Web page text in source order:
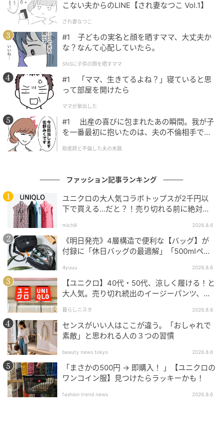
当選者にはXのダイレクトメッセージおよびゲーム内メ
ッセージで連絡が届きます。
なお、転売防止のため当選者の氏名またはシリアルナ
ンバーが色紙に記入される場合があります。
直筆サイン色紙はファンにとって手に入りにくいレア
なコレクターズアイテムです。
「七彩の魔導姫ルミナス・グレア」というインパクト
あるキャラクター名とともに、菱川花菜さんのサイン
が一枚の色紙に収まる特別な仕様となっています。
ァンもゲームファンも気軽に挑戦できるキャンペーン
です。
ミリオンモンスター公式Xの最新情報を確認しながら、
4月15日の締め切りまでに応募が完了できます。
声優・菱川花菜さんによる直筆サイン色紙という希少
なアイテムがプレゼントされます。
「ミリオンモンスター」の新キャラクター追加と連動
した限定キャンペーンとして、ゲームの魅力をリアル
なコレクションで体感できます。
Xのフォロー＆リポストのみという手軽さで、多くのフ
ァンが参加しやすい設計になっています。
ミリオンモンスター「菱川花菜さん直筆サイン色紙プ
レゼントキャンペーン」の紹介でした。
こない夫からのLINE【され妻なつこ Vol.1】
され妻なつこ
#1 子どもの実名と顔を晒すママ、大丈夫か
な？なんて心配していたら。
SNSに子供の顔を晒すママ
#1 「ママ、生きてるよね？」寝ていると思
って部屋を開けたら
ママが家出した
#1 出産の喜びに包まれたあの瞬間。我が子
を一番最初に抱いたのは、夫の不倫相手でし
助産師と不倫した夫の末路
ファッション記事ランキング
ユニクロの大人気コラボトップスが2千円以
下で買える…だと？！売り切れる前に絶対買
michill 2026.8.6
《明日発売》4層構造で便利な【バッグ】が
付録に「休日バッグの最適解」「500mlペッ
4yuuu 2026.8.6
【ユニクロ】40代・50代、涼しく履ける！と
大人気。売り切れ続出のイージーパンツ、買
暮らしニスタ 2026.8.6
センスがいい人はここが違う。「おしゃれで
素敵」と思われる人の３つの習慣
beauty news tokyo 2026.8.6
「まさかの500円 → 即購入！ 」【ユニクロの
ワンコイン服】見つけたらラッキーかも！
fashion trend news 2026.8.6